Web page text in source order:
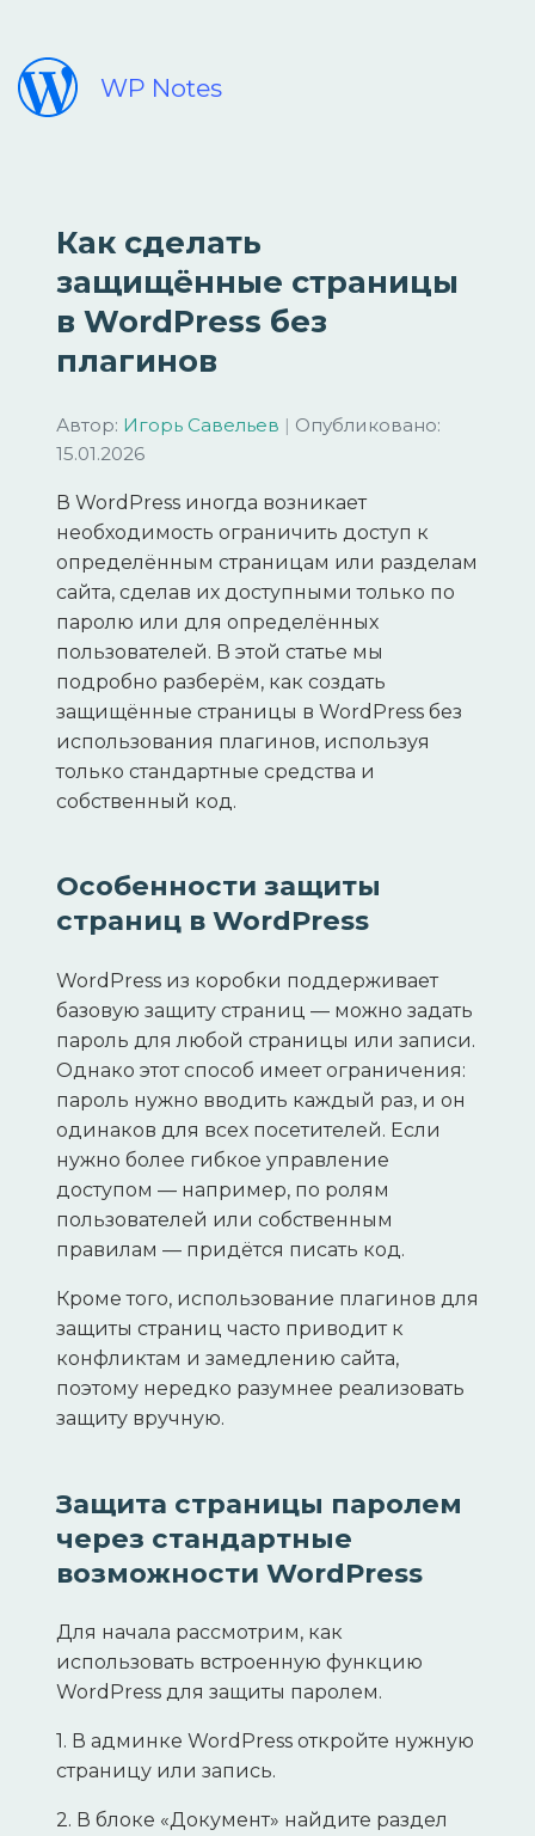
WP Notes
Как сделать
защищённые страницы
в WordPress без
плагинов
Автор: Игорь Савельев | Опубликовано:
15.01.2026
В WordPress иногда возникает
необходимость ограничить доступ к
определённым страницам или разделам
сайта, сделав их доступными только по
паролю или для определённых
пользователей. В этой статье мы
подробно разберём, как создать
защищённые страницы в WordPress без
использования плагинов, используя
только стандартные средства и
собственный код.
Особенности защиты
страниц в WordPress
WordPress из коробки поддерживает
базовую защиту страниц — можно задать
пароль для любой страницы или записи.
Однако этот способ имеет ограничения:
пароль нужно вводить каждый раз, и он
одинаков для всех посетителей. Если
нужно более гибкое управление
доступом — например, по ролям
пользователей или собственным
правилам — придётся писать код.
Кроме того, использование плагинов для
защиты страниц часто приводит к
конфликтам и замедлению сайта,
поэтому нередко разумнее реализовать
защиту вручную.
Защита страницы паролем
через стандартные
возможности WordPress
Для начала рассмотрим, как
использовать встроенную функцию
WordPress для защиты паролем.
1. В админке WordPress откройте нужную
страницу или запись.
2. В блоке «Документ» найдите раздел